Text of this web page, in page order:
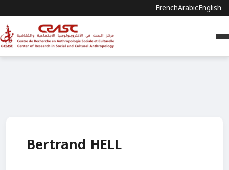
FrenchArabicEnglish
Bertrand HELL